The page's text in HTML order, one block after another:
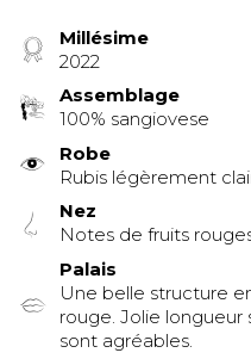
Millésime
2022
Assemblage
100% sangiovese
Robe
Rubis légèrement
Nez
Notes de fruits
Palais
Une belle structure
rouge. Jolie longueur
sont agréables.